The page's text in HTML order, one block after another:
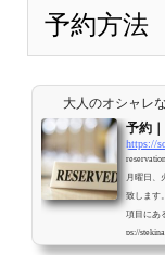
予約方法
大人のオシャレ
予約
https://
月曜日、
致します
項目にあ
ps://